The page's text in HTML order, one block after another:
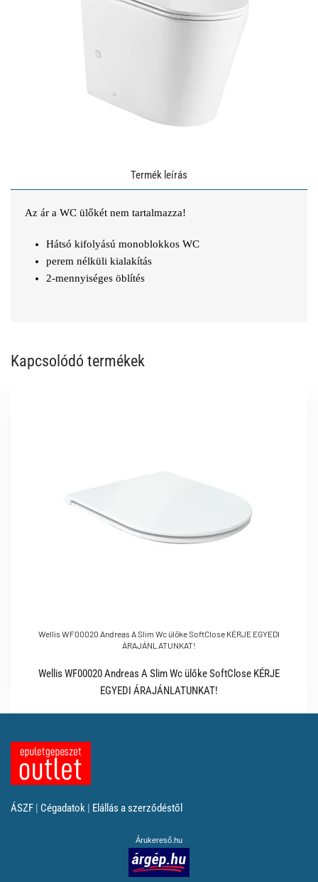
Termék leírás
Az ár a WC ülőkét nem tartalmazza!
Hátsó kifolyású monoblokkos WC
perem nélküli kialakítás
2-mennyiséges öblítés
Kapcsolódó termékek
Wellis WF00020 Andreas A Slim Wc ülőke SoftClose KÉRJE EGYEDI
ÁRAJÁNLATUNKAT!
Wellis WF00020 Andreas A Slim Wc ülőke SoftClose KÉRJE
EGYEDI ÁRAJÁNLATUNKAT!
ÁSZF | Cégadatok | Elállás a szerződéstől
Árukereső.hu